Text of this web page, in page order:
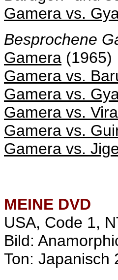
Gamera vs.
Besprochene
Gamera (1965)
Gamera vs.
Gamera vs.
Gamera vs.
Gamera vs.
Gamera vs.
MEINE DVD
USA, Code 1,
Bild:
Ton: Japanisch